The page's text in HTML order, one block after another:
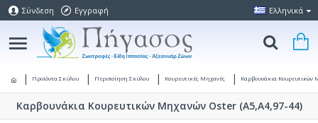
Σύνδεση Εγγραφή Ελληνικά
Προϊόντα Σκύλου Περιποίηση Σκύλου Κουρευτικές Μηχανές Καρβουνάκια
Καρβουνάκια Κουρευτικών Μηχανών Oster (Α5,Α4,97-44)